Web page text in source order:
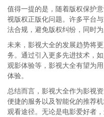
值得一提的是，随着版权保护
视版权正版化问题。许多平台
法合规，避免版权纠纷，同时
未来，影视大全的发展趋势将
务。通过引入更多先进技术，
观影体验等，影视大全有望为
体验。
总结而言，影视大全作为影视
便捷的服务以及智能化的推荐
观看途径。无论是电影爱好者